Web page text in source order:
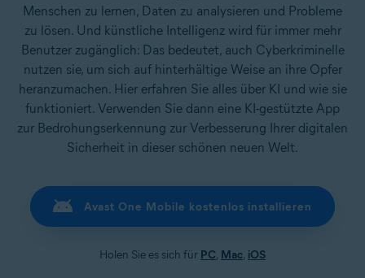
Menschen zu lernen, Daten zu analysieren und Probleme
zu lösen. Und künstliche Intelligenz wird für immer mehr
Benutzer zugänglich: Das bedeutet, auch Cyberkriminelle
nutzen sie, um sich auf hinterhältige Weise an ihre Opfer
heranzumachen. Hier erfahren Sie alles über KI und wie sie
funktioniert. Verwenden Sie dann eine KI-gestützte App
zur Bedrohungserkennung zur Verbesserung Ihrer digitalen
Sicherheit in dieser schönen neuen Welt.
Avast One Mobile kostenlos installieren
Holen Sie es sich für PC, Mac, iOS